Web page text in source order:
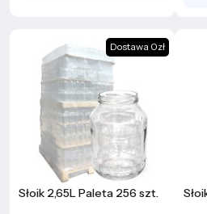
Dostawa 0zł
Słoik 2,65L Paleta 256 szt.